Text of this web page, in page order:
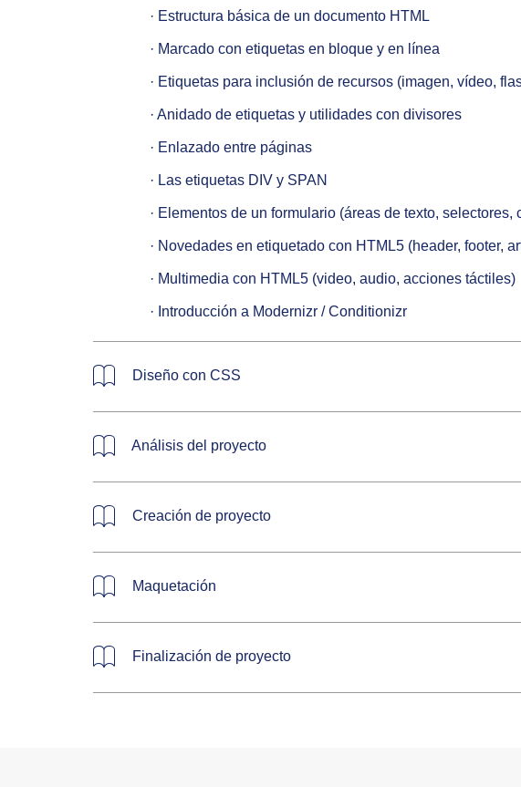
   · Introducción a Modernizr / Conditionizr
Diseño con CSS
Análisis del proyecto
Creación de proyecto
Maquetación
Finalización de proyecto